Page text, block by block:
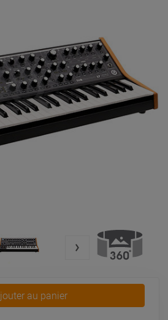
Ajouter au panier